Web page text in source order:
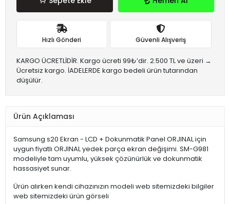
Hızlı Gönderi Güvenli Alışveriş
KARGO ÜCRETLİDİR. Kargo ücreti 99₺’dir. 2.500 TL ve üzeri →
Ücretsiz kargo. İADELERDE kargo bedeli ürün tutarından
düşülür.
Ürün Açıklaması
Samsung s20 Ekran - LCD + Dokunmatik Panel ORJINAL için
uygun fiyatlı ORJINAL yedek parça ekran değişimi. SM-G981
modeliyle tam uyumlu, yüksek çözünürlük ve dokunmatik
hassasiyet sunar.
Ürün alırken kendi cihazınızın modeli web sitemizdeki bilgiler
web sitemizdeki ürün görseli